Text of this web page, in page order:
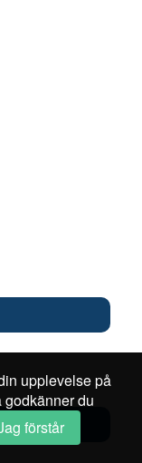
upplevelse på
godkänner du
förstår